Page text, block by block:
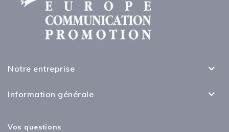
Notre entreprise
Information générale
Vos questions